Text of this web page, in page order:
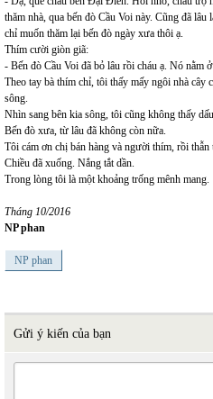
thăm nhà, qua bến đò Cầu Voi này. Cũng đã
chỉ muốn thăm lại bến đò ngày xưa thôi ạ.
Thím cười giòn giã:
- Bến đò Cầu Voi đã bỏ lâu rồi cháu ạ. Nó nằm
Theo tay bà thím chỉ, tôi thấy mấy ngôi nhà cây
sông.
Nhìn sang bên kia sông, tôi cũng không thấy
Bến đò xưa, từ lâu đã không còn nữa.
Tôi cám ơn chị bán hàng và người thím, rồi thẫn
Chiều đã xuống. Nắng tắt dần.
Trong lòng tôi là một khoảng trống mênh mang.
Tháng 10/2016
NP phan
NP phan
Gửi ý kiến của bạn